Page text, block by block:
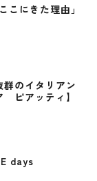
こにきた理由」
のイタリアン
ピアッティ】
days